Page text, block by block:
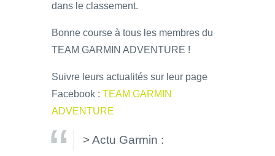
dans le classement.
Bonne course à tous les membres du
TEAM GARMIN ADVENTURE !
Suivre leurs actualités sur leur page
Facebook : TEAM GARMIN
ADVENTURE
> Actu Garmin :